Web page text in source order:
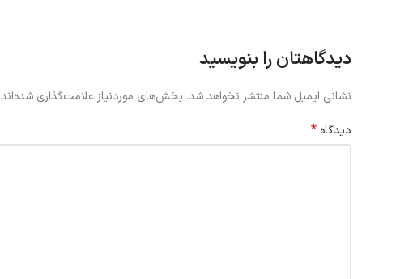
دیدگاهتان را بنویسید
نشانی ایمیل شما منتشر نخواهد شد. بخش‌های موردنیاز علامت‌گذاری شده‌اند
دیدگاه *